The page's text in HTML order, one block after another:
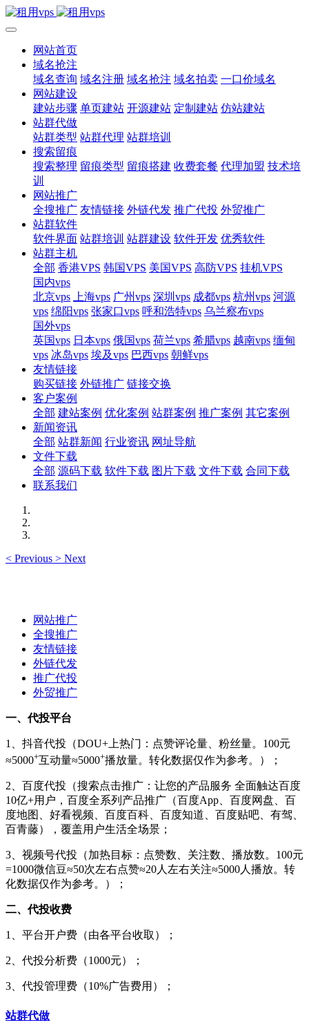
网站首页
域名抢注
域名查询 域名注册 域名抢注 域名拍卖 一口价域名
网站建设
建站步骤 单页建站 开源建站 定制建站 仿站建站
站群代做
站群类型 站群代理 站群培训
搜索留痕
搜索整理 留痕类型 留痕搭建 收费套餐 代理加盟 技术培
训
网站推广
全搜推广 友情链接 外链代发 推广代投 外贸推广
站群软件
软件界面 站群培训 站群建设 软件开发 优秀软件
站群主机
全部 香港VPS 韩国VPS 美国VPS 高防VPS 挂机VPS
国内vps
北京vps
上海vps 广州vps 深圳vps 成都vps 杭州vps 河源
vps 绵阳vps 张家口vps 呼和浩特vps 乌兰察布vps
国外vps
英国vps 日本vps 俄国vps 荷兰vps 希腊vps 越南vps 缅甸
vps 冰岛vps 埃及vps 巴西vps 朝鲜vps
友情链接
购买链接 外链推广 链接交换
客户案例
全部 建站案例 优化案例 站群案例 推广案例 其它案例
新闻资讯
全部 站群新闻 行业资讯 网址导航
文件下载
全部 源码下载 软件下载 图片下载 文件下载 合同下载
联系我们
< Previous > Next
网站推广
全搜推广
友情链接
外链代发
推广代投
外贸推广
一、代投平台
1、抖音代投（DOU+上热门：点赞评论量、粉丝量。100元
≈5000+互动量≈5000+播放量。转化数据仅作为参考。）；
2、百度代投（搜索点击推广：让您的产品服务 全面触达百度
10亿+用户，百度全系列产品推广（百度App、百度网盘、百
度地图、好看视频、百度百科、百度知道、百度贴吧、有驾、
百青藤），覆盖用户生活全场景；
3、视频号代投（加热目标：点赞数、关注数、播放数。100元
=1000微信豆≈50次左右点赞≈20人左右关注≈5000人播放。转
化数据仅作为参考。）；
二、代投收费
1、平台开户费（由各平台收取）；
2、代投分析费（1000元）；
3、代投管理费（10%广告费用）；
站群代做